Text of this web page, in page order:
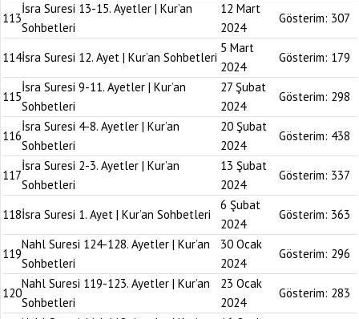
113
İsra Suresi 13-15. Ayetler | Kur’an
Sohbetleri
12 Mart
2024
Gösterim: 307
114İsra Suresi 12. Ayet | Kur’an Sohbetleri
5 Mart
2024
Gösterim: 179
115
İsra Suresi 9-11. Ayetler | Kur’an
Sohbetleri
27 Şubat
2024
Gösterim: 298
116
İsra Suresi 4-8. Ayetler | Kur’an
Sohbetleri
20 Şubat
2024
Gösterim: 438
117
İsra Suresi 2-3. Ayetler | Kur’an
Sohbetleri
13 Şubat
2024
Gösterim: 337
118İsra Suresi 1. Ayet | Kur’an Sohbetleri
6 Şubat
2024
Gösterim: 363
119
Nahl Suresi 124-128. Ayetler | Kur’an
Sohbetleri
30 Ocak
2024
Gösterim: 296
120
Nahl Suresi 119-123. Ayetler | Kur’an
Sohbetleri
23 Ocak
2024
Gösterim: 283